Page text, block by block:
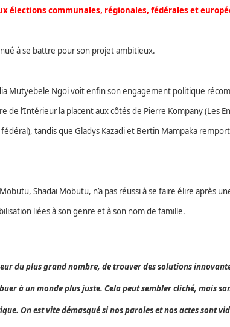
élections communales, régionales, fédérales et
à se battre pour son projet ambitieux.
Mutyebele Ngoi voit enfin son engagement politique
l’Intérieur la placent aux côtés de Pierre Kompany (Les
tandis que Gladys Kazadi et Bertin Mampaka
Shadai Mobutu, n’a pas réussi à se faire élire après
liées à son genre et à son nom de famille.
du plus grand nombre, de trouver des solutions
à un monde plus juste. Cela peut sembler cliché, mais
On est vite démasqué si nos paroles et nos actes sont